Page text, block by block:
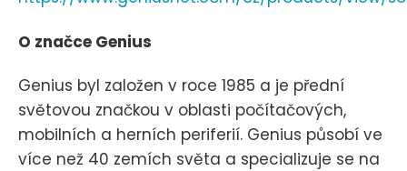
O značce Genius
Genius byl založen v roce 1985 a je přední
světovou značkou v oblasti počítačových,
mobilních a herních periferií. Genius působí ve
více než 40 zemích světa a specializuje se na